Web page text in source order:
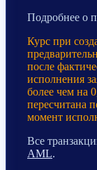
Подробнее о
Курс при
после
исполнения
более чем на
пересчитана
момент
Все
AML.